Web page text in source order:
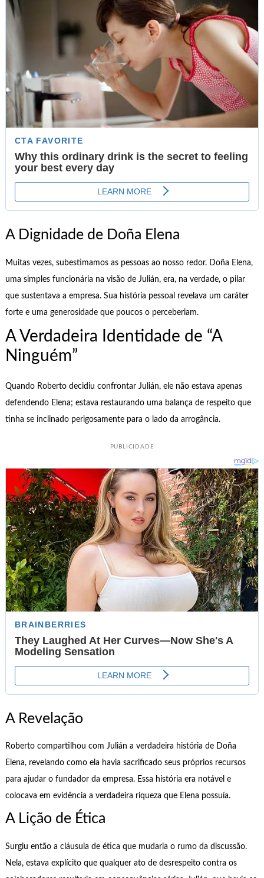
A Dignidade de Doña Elena
Muitas vezes, subestimamos as pessoas ao nosso redor. Doña Elena,
uma simples funcionária na visão de Julián, era, na verdade, o pilar
que sustentava a empresa. Sua história pessoal revelava um caráter
forte e uma generosidade que poucos o perceberiam.
A Verdadeira Identidade de “A
Ninguém”
Quando Roberto decidiu confrontar Julián, ele não estava apenas
defendendo Elena; estava restaurando uma balança de respeito que
tinha se inclinado perigosamente para o lado da arrogância.
PUBLICIDADE
A Revelação
Roberto compartilhou com Julián a verdadeira história de Doña
Elena, revelando como ela havia sacrificado seus próprios recursos
para ajudar o fundador da empresa. Essa história era notável e
colocava em evidência a verdadeira riqueza que Elena possuía.
A Lição de Ética
Surgiu então a cláusula de ética que mudaria o rumo da discussão.
Nela, estava explícito que qualquer ato de desrespeito contra os